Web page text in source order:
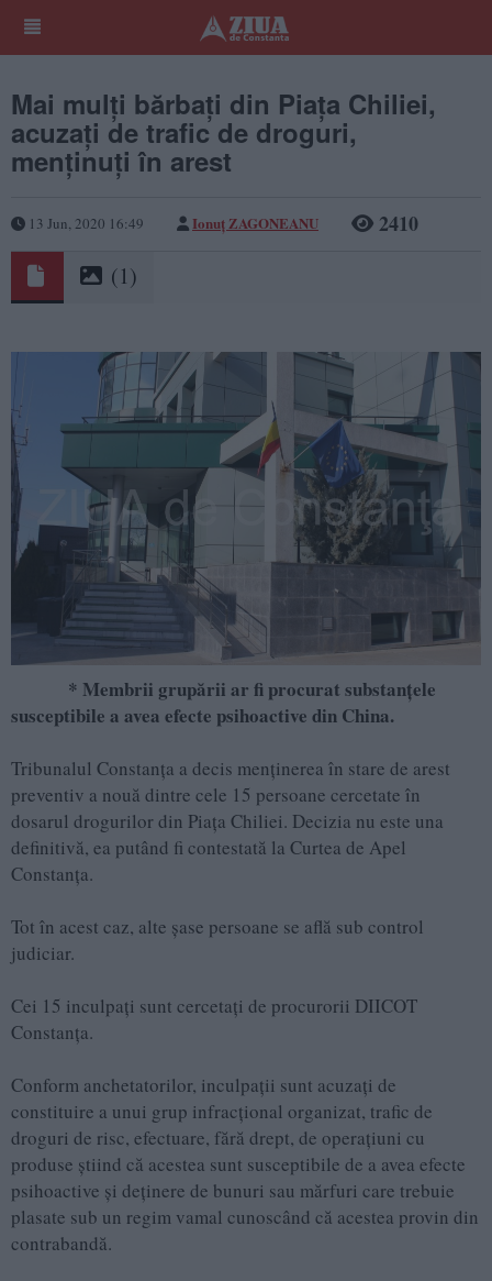
Mai mulți bărbați din Piața Chiliei,
acuzați de trafic de droguri,
menținuți în arest
13 Jun, 2020 16:49 Ionuț ZAGONEANU 2410
(1)
* Membrii grupării ar fi procurat substanțele
susceptibile a avea efecte psihoactive din China.
Tribunalul Constanța a decis menținerea în stare de arest
preventiv a nouă dintre cele 15 persoane cercetate în
dosarul drogurilor din Piața Chiliei. Decizia nu este una
definitivă, ea putând fi contestată la Curtea de Apel
Constanța.
Tot în acest caz, alte șase persoane se află sub control
judiciar.
Cei 15 inculpați sunt cercetați de procurorii DIICOT
Constanța.
Conform anchetatorilor, inculpații sunt acuzați de
constituire a unui grup infracțional organizat, trafic de
droguri de risc, efectuare, fără drept, de operațiuni cu
produse știind că acestea sunt susceptibile de a avea efecte
psihoactive și deținere de bunuri sau mărfuri care trebuie
plasate sub un regim vamal cunoscând că acestea provin din
contrabandă.